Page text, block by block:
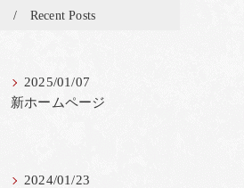
Recent Posts
2025/01/07
新ホームページ
2024/01/23